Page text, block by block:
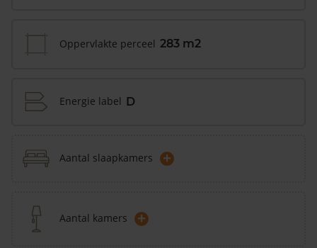
Oppervlakte perceel 283 m2
Energie label D
Aantal slaapkamers +
Aantal kamers +